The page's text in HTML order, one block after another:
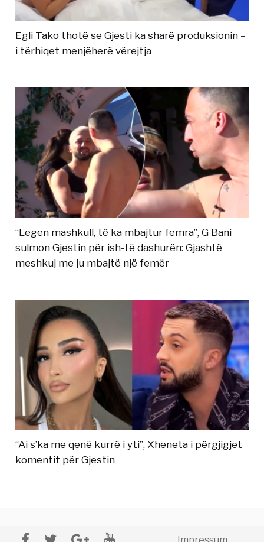
Egli Tako thotë se Gjesti ka sharë produksionin –
i tërhiqet menjëherë vërejtja
“Legen mashkull, të ka mbajtur femra”, G Bani
sulmon Gjestin për ish-të dashurën: Gjashtë
meshkuj me ju mbajtë një femër
“Ai s’ka me qenë kurrë i yti”, Xheneta i përgjigjet
komentit për Gjestin